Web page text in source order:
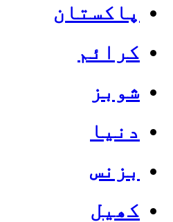
پاکستان
کرائم
شوبز
دنیا
بزنس
کھیل